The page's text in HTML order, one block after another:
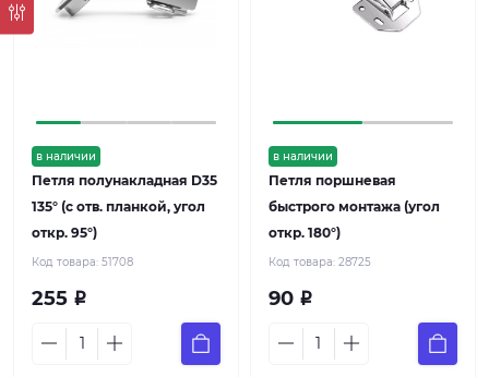
в наличии
Петля полунакладная D35
135° (с отв. планкой, угол
откр. 95°)
Код товара: 51708
255 Р
в наличии
Петля поршневая
быстрого монтажа (угол
откр. 180°)
Код товара: 28725
90 Р